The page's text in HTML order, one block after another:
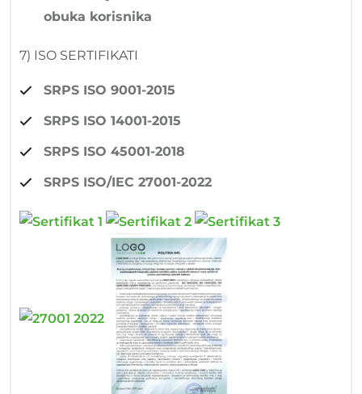
obuka korisnika
7) ISO SERTIFIKATI
SRPS ISO 9001-2015
SRPS ISO 14001-2015
SRPS ISO 45001-2018
SRPS ISO/IEC 27001-2022